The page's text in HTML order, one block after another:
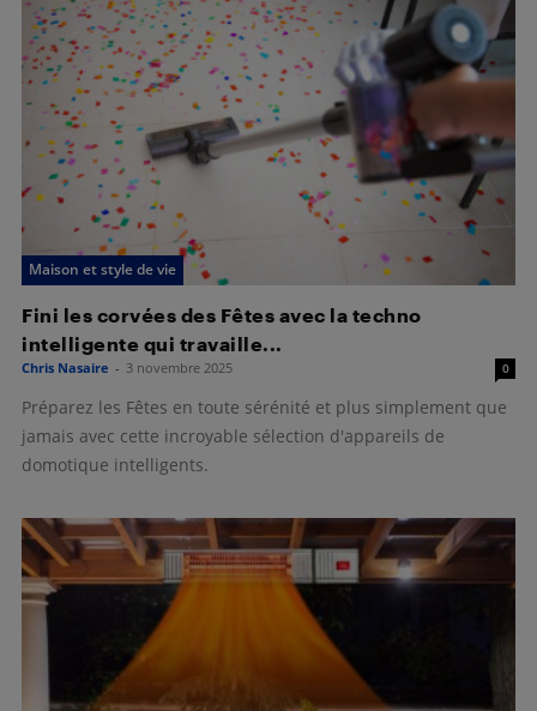
Maison et style de vie
Fini les corvées des Fêtes avec la techno
intelligente qui travaille...
Chris Nasaire - 3 novembre 2025 0
Préparez les Fêtes en toute sérénité et plus simplement que
jamais avec cette incroyable sélection d'appareils de
domotique intelligents.